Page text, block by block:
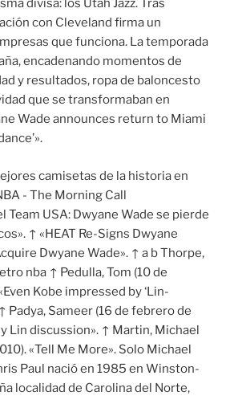
divisa: los Utah Jazz. Tras
con Cleveland firma un
que funciona. La temporada
encadenando momentos de
y resultados, ropa de baloncesto
que se transformaban en
Wade announces return to Miami
Team USA: Dwyane Wade se pierde
↑ «HEAT Re-Signs Dwyane
Dwyane Wade». ↑ a b Thorpe,
nba ↑ Pedulla, Tom (10 de
Kobe impressed by ‘Lin-
Padya, Sameer (16 de febrero de
Lin discussion». ↑ Martin, Michael
«Tell Me More». Solo Michael
Paul nació en 1985 en Winston-
localidad de Carolina del Norte,